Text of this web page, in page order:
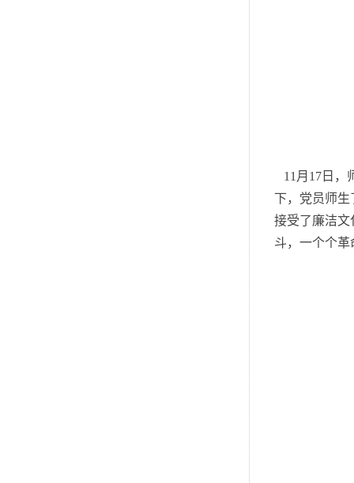
11月17日，
下，党员师
接受了廉洁
斗，一个个